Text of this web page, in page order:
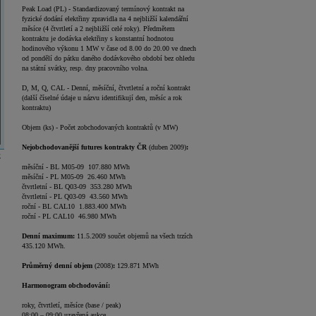
Peak Load (PL) - Standardizovaný termínový kontrakt na
fyzické dodání elektřiny zpravidla na 4 nejbližší kalendářní
měsíce (4 čtvrtletí a 2 nejbližší celé roky). Předmětem
kontraktu je dodávka elektřiny s konstantní hodnotou
hodinového výkonu 1 MW v čase od 8.00 do 20.00 ve dnech
od pondělí do pátku daného dodávkového období bez ohledu
na státní svátky, resp. dny pracovního volna.
D, M, Q, CAL - Denní, měsíční, čtvrtletní a roční kontrakt
(další číselné údaje u názvu identifikují den, měsíc a rok
kontraktu)
Objem (ks) - Počet zobchodovaných kontraktů (v MW)
Nejobchodovanější futures kontrakty ČR (duben 2009):
měsíční - BL M05-09 107.880 MWh
měsíční - PL M05-09 26.460 MWh
čtvrtletní - BL Q03-09 353.280 MWh
čtvrtletní - PL Q03-09 43.560 MWh
roční - BL CAL10 1.883.400 MWh
roční - PL CAL10 46.980 MWh
Denní maximum:11.5.2009 součet objemů na všech trzích
435.120 MWh.
Průměrný denní objem(2008): 129.871 MWh
Harmonogram obchodování:
roky, čtvrtletí, měsíce (base / peak)